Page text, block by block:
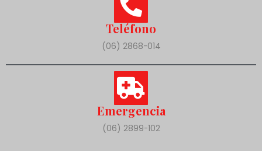
Teléfono
(06) 2868-014
Emergencia
(06) 2899-102